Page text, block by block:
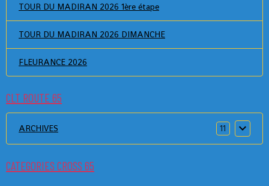
TOUR DU MADIRAN 2026 1ère étape
TOUR DU MADIRAN 2026 DIMANCHE
FLEURANCE 2026
CLT ROUTE 65
ARCHIVES 11
CATEGORIES CROSS 65